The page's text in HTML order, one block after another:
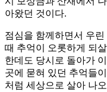
아왔던 것이다.
점심을 함께하면서 우
때 추억이 오롯하게 되
한데도 당시로 돌아가
곳에 묻혀 있던 추억들
처럼 세상으로 살아 나